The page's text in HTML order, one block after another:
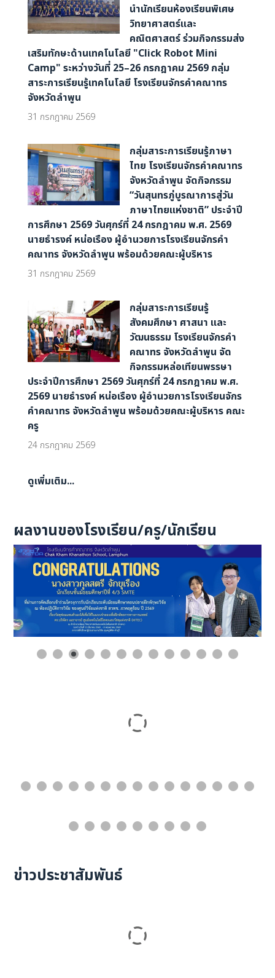
นำนักเรียนห้องเรียนพิเศษ
วิทยาศาสตร์และ
คณิตศาสตร์ ร่วมกิจกรรมส่ง
เสริมทักษะด้านเทคโนโลยี "Click Robot Mini
Camp" ระหว่างวันที่ 25–26 กรกฎาคม 2569 กลุ่ม
สาระการเรียนรู้เทคโนโลยี โรงเรียนจักรคำคณาทร
จังหวัดลำพูน
31 กรกฎาคม 2569
กลุ่มสาระการเรียนรู้ภาษา
ไทย โรงเรียนจักรคำคณาทร
จังหวัดลำพูน จัดกิจกรรม
“วันสุนทรภู่บูรณาการสู่วัน
ภาษาไทยแห่งชาติ” ประจำปี
การศึกษา 2569 วันศุกร์ที่ 24 กรกฎาคม พ.ศ. 2569
นายธำรงค์ หน่อเรือง ผู้อำนวยการโรงเรียนจักรคำ
คณาทร จังหวัดลำพูน พร้อมด้วยคณะผู้บริหาร
31 กรกฎาคม 2569
กลุ่มสาระการเรียนรู้
สังคมศึกษา ศาสนา และ
วัฒนธรรม โรงเรียนจักรคำ
คณาทร จังหวัดลำพูน จัด
กิจกรรมหล่อเทียนพรรษา
ประจำปีการศึกษา 2569 วันศุกร์ที่ 24 กรกฎาคม พ.ศ.
2569 นายธำรงค์ หน่อเรือง ผู้อำนวยการโรงเรียนจักร
คำคณาทร จังหวัดลำพูน พร้อมด้วยคณะผู้บริหาร คณะ
ครู
24 กรกฎาคม 2569
ดูเพิ่มเติม...
ผลงานของโรงเรียน/ครู/นักเรียน
ข่าวประชาสัมพันธ์